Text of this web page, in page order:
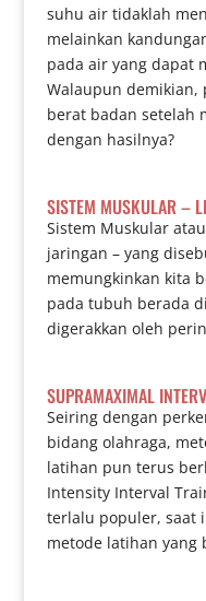
suhu air tidaklah
melainkan
pada air yang dapat
Walaupun demikian,
berat badan setelah
dengan hasilnya?
SISTEM MUSKULAR –
Sistem Muskular
jaringan – yang
memungkinkan kita
pada tubuh berada
digerakkan oleh
SUPRAMAXIMAL
Seiring dengan
bidang olahraga,
latihan pun terus
Intensity Interval
terlalu populer, saat
metode latihan yang